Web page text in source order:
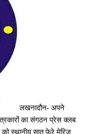
लखनादौन- अपने
का संगठन प्रेस क्लब
स्थानीय सात फेरे मेरिज